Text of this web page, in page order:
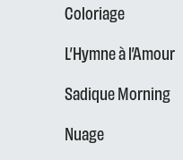
Coloriage
L’Hymne à l’Amour
Sadique Morning
Nuage